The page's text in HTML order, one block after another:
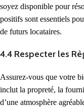
soyez disponible pour
positifs sont essentiels
de futurs locataires.
4.4 Respecter les
Assurez-vous que votre
inclut la propreté, la
d’une atmosphère